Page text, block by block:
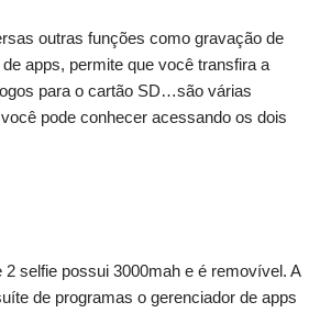
outras funções como gravação de
apps, permite que você transfira a
para o cartão SD…são várias
pode conhecer acessando os dois
2 selfie possui 3000mah e é removível. A
de programas o gerenciador de apps